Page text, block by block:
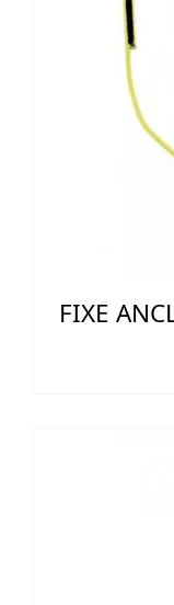
FIXE